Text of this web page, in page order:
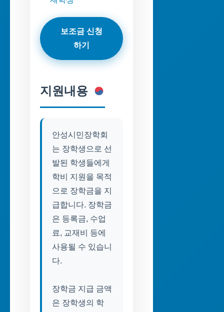
보조금 신청
하기
지원내용
안성시민장학회
는 장학생으로 선
발된 학생들에게
학비 지원을 목적
으로 장학금을 지
급합니다. 장학금
은 등록금, 수업
료, 교재비 등에
사용될 수 있습니
다.
장학금 지급 금액
은 장학생의 학